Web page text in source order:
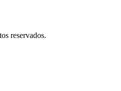
reservados.